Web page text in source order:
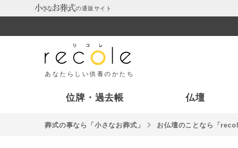
の通販サイト
あなたらしい供養のかたち
位牌・過去帳 仏壇
葬式の事なら「⼩さなお葬式」 お仏壇のことなら「